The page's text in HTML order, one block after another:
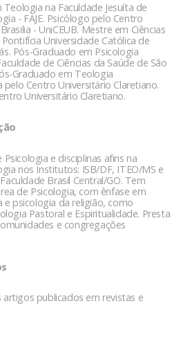
na Faculdade Jesuíta de
- FAJE. Psicólogo pelo Centro
- UniCEUB. Mestre em Ciências
Universidade Católica de
Pós-Graduado em Psicologia
de Ciências da Saúde de São
Graduado em Teologia
Centro Universitário Claretiano.
Universitário Claretiano.
Psicologia e disciplinas afins na
nos Institutos: ISB/DF, ITEO/MS e
Brasil Central/GO. Tem
de Psicologia, com ênfase em
e psicologia da religião, como
Pastoral e Espiritualidade. Presta
e congregações
artigos publicados em revistas e